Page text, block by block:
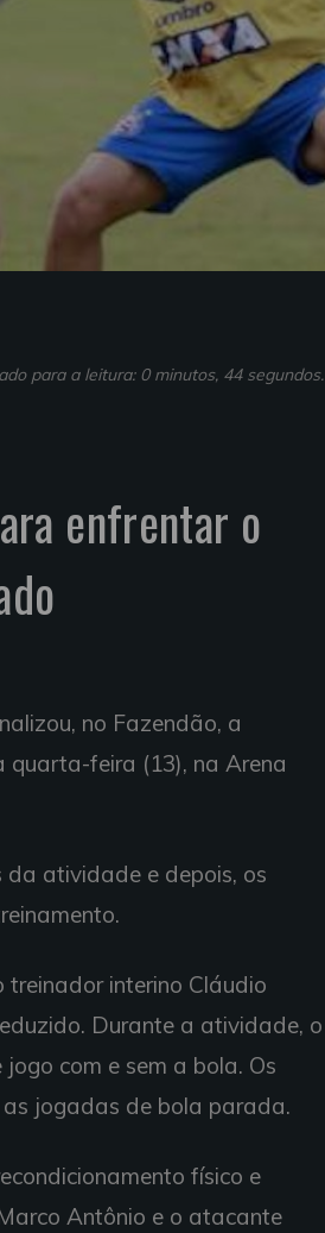
para a leitura: 0 minutos, 44 segundos.
enfrentar o
no Fazendão, a
quarta-feira (13), na Arena
da atividade e depois, os
treinador interino Cláudio
Durante a atividade, o
com e sem a bola. Os
jogadas de bola parada.
físico e
Antônio e o atacante